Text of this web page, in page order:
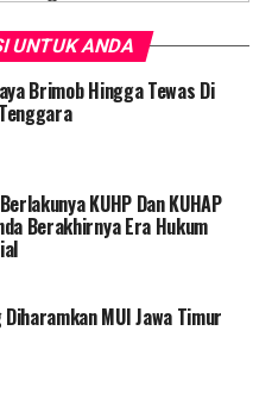
UNTUK ANDA
Brimob Hingga Tewas Di
KUHP Dan KUHAP
Berakhirnya Era Hukum
MUI Jawa Timur